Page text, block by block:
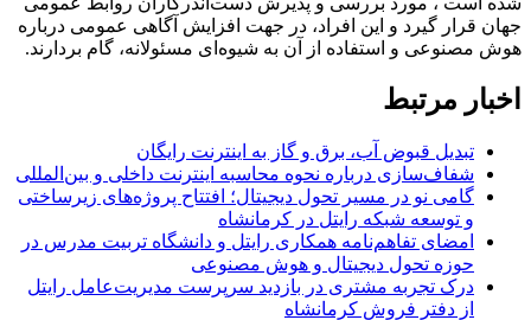
جهان قرار گیرد و این افراد، در جهت افزایش آگاهی عمومی درباره
هوش مصنوعی و استفاده از آن به شیوه‌ای مسئولانه، گام بردارند.
اخبار مرتبط
تبدیل قبوض آب، برق و گاز به اینترنت رایگان
شفاف‌سازی درباره نحوه محاسبه اینترنت داخلی و بین‌المللی
گامی نو در مسیر تحول دیجیتال؛ افتتاح پروژه‌های زیرساختی
و توسعه شبکه رایتل در کرمانشاه
امضای تفاهم‌نامه همکاری رایتل و دانشگاه تربیت مدرس در
حوزه تحول دیجیتال و هوش مصنوعی
درک تجربه مشتری در بازدید سرپرست مدیریت‌عامل رایتل
از دفتر فروش کرمانشاه